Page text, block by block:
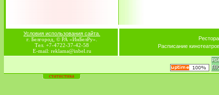
Условия использования сайта.
г. Белгород, © РА «ИнБелРу».
Тел. +7-4722-37-42-58
E-mail: reklama@inbel.ru
Расписание
статистика